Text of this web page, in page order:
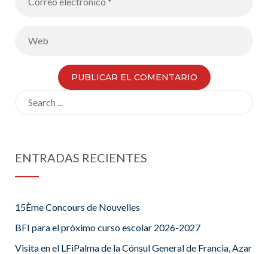
ENTRADAS RECIENTES
15Ème Concours de Nouvelles
BFI para el próximo curso escolar 2026-2027
Visita en el LFiPalma de la Cónsul General de Francia, Azar